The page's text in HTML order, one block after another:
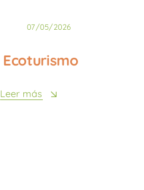
07/05/2026
Ecoturismo
Leer más